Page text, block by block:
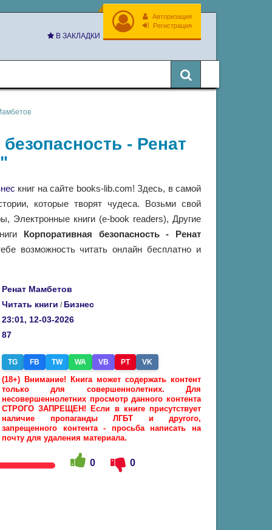
Авторизация
Регистрация
В ЗАКЛАДКИ
- Ренат
книг на сайте books-lib.com! Здесь, в самой
которые творят чудеса. Возьми свой
книги (e-book readers), Другие
Корпоративная безопасность - Ренат
возможность читать онлайн бесплатно и
Ренат Мамбетов
Читать книги / Бизнес
23:01, 12-03-2026
87
TG FB TW WA VB PT VK
(18+) Внимание! Книга может содержать контент
только для совершеннолетних. Для
несовершеннолетних просмотр данного контента
СТРОГО ЗАПРЕЩЕН! Если в книге присутствует
наличие пропаганды ЛГБТ и другого,
запрещенного контента - просьба написать на
почту для удаления материала.
0 0